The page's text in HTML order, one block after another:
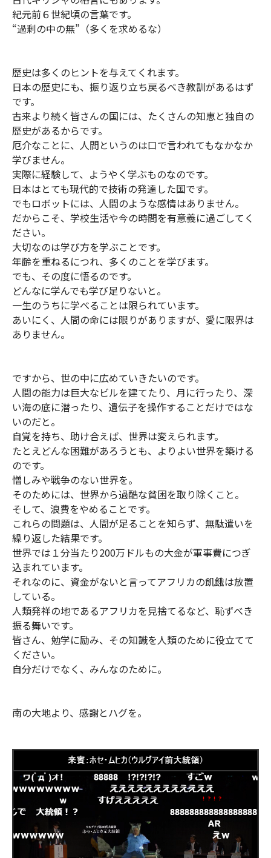
紀元前６世紀頃の言葉です。
“過剰の中の無”（多くを求めるな）
歴史は多くのヒントを与えてくれます。
日本の歴史にも、振り返り立ち戻るべき教訓があるはず
です。
古来より続く皆さんの国には、たくさんの知恵と独自の
歴史があるからです。
厄介なことに、人間というのは口で言われてもなかなか
学びません。
実際に経験して、ようやく学ぶものなのです。
日本はとても現代的で技術の発達した国です。
でもロボットには、人間のような感情はありません。
だからこそ、学校生活や今の時間を有意義に過ごしてく
ださい。
大切なのは学び方を学ぶことです。
年齢を重ねるにつれ、多くのことを学びます。
でも、その度に悟るのです。
どんなに学んでも学び足りないと。
一生のうちに学べることは限られています。
あいにく、人間の命には限りがありますが、愛に限界は
ありません。
ですから、世の中に広めていきたいのです。
人間の能力は巨大なビルを建てたり、月に行ったり、深
い海の底に潜ったり、遺伝子を操作することだけではな
いのだと。
自覚を持ち、助け合えば、世界は変えられます。
たとえどんな困難があろうとも、よりよい世界を築ける
のです。
憎しみや戦争のない世界を。
そのためには、世界から過酷な貧困を取り除くこと。
そして、浪費をやめることです。
これらの問題は、人間が足ることを知らず、無駄遣いを
繰り返した結果です。
世界では１分当たり200万ドルもの大金が軍事費につぎ
込まれています。
それなのに、資金がないと言ってアフリカの飢餓は放置
している。
人類発祥の地であるアフリカを見捨てるなど、恥ずべき
振る舞いです。
皆さん、勉学に励み、その知識を人類のために役立てて
ください。
自分だけでなく、みんなのために。
南の大地より、感謝とハグを。